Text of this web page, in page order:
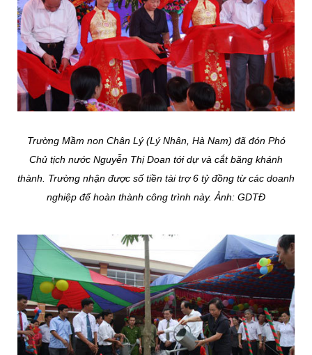
Trường Mầm non Chân Lý (Lý Nhân, Hà Nam) đã đón Phó
Chủ tịch nước Nguyễn Thị Doan tới dự và cắt băng khánh
thành. Trường nhận được số tiền tài trợ 6 tỷ đồng từ các doanh
nghiệp để hoàn thành công trình này. Ảnh: GDTĐ